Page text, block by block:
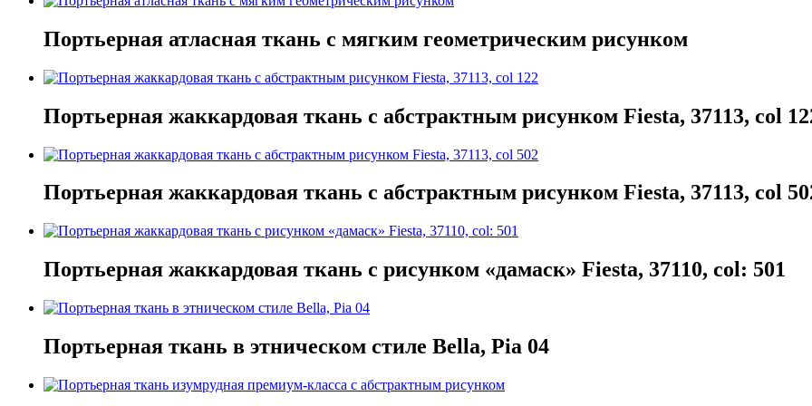
Портьерная атласная ткань с мягким геометрическим рисунком
Портьерная жаккардовая ткань с абстрактным рисунком Fiesta, 37113, col
Портьерная жаккардовая ткань с абстрактным рисунком Fiesta, 37113, col
Портьерная жаккардовая ткань с рисунком «дамаск» Fiesta, 37110, col: 501
Портьерная ткань в этническом стиле Bella, Pia 04